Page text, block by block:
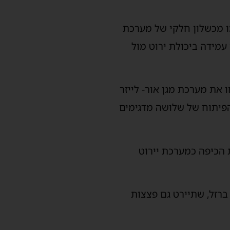
מכשלון חלקי של מערכת
ביכולת ירוט מול
מערכת מגן אור- לייזר
של שלושה מדגימים
הכיפה כמערכת יירוט
שתיירט גם פצצות